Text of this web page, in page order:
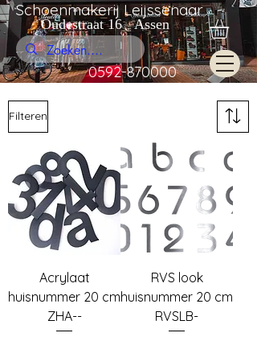
Schoenmakerij Leijssenaar
Oudestraat 16 Assen
0592-870000
Filteren
Acrylaat
huisnummer 20 cm
ZHA--
RVS look
huisnummer 20 cm
RVSLB-